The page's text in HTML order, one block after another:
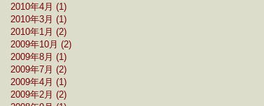
2010年4月 (1)
2010年3月 (1)
2010年1月 (2)
2009年10月 (2)
2009年8月 (1)
2009年7月 (2)
2009年4月 (1)
2009年2月 (2)